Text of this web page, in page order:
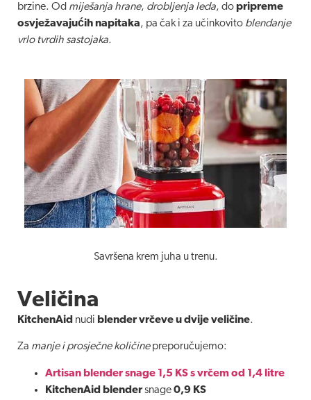
brzine. Od miješanja hrane, drobljenja leda, dopripreme
osvježavajućih napitaka, pa čak i za učinkovito blendanje
vrlo tvrdih sastojaka.
Savršena krem juha u trenu.
Veličina
KitchenAid nudi blender vrčeve u dvije veličine.
Za manje i prosječne količinepreporučujemo:
Artisan blender snage 1,5 KS s vrčem od 1,4 litre
KitchenAid blendersnage0,9 KS